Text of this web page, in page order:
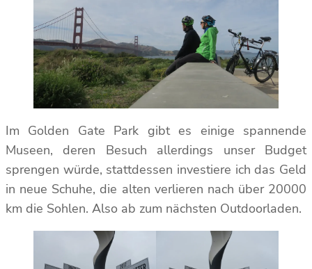
Im Golden Gate Park gibt es einige spannende
Museen, deren Besuch allerdings unser Budget
sprengen würde, stattdessen investiere ich das Geld
in neue Schuhe, die alten verlieren nach über 20000
km die Sohlen. Also ab zum nächsten Outdoorladen.